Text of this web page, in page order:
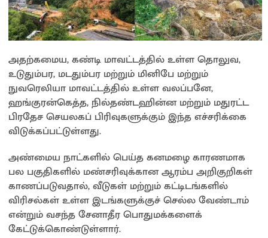
அதற்கமைய, கண்டி மாவட்டத்தில் உள்ள தொலுவ,
உடுதும்பர, மடதும்பர மற்றும் மினிபே மற்றும்
நுவரெலியா மாவட்டத்தில் உள்ள வலப்பனே,
ஹங்குரன்கெத்த, நில்தண்டஹின்ன மற்றும் மதுரட்ட
பிரதேச செயலகப் பிரிவுகளுக்கும் இந்த எச்சரிக்கை
விடுக்கப்பட்டுள்ளது.
அண்மைய நாட்களில் பெய்த கனமழை காரணமாக
பல பகுதிகளில் மண்சரிவுக்கான ஆரம்ப அறிகுறிகள்
காணப்படுவதால், வீடுகள் மற்றும் கட்டிடங்களில்
விரிசல்கள் உள்ள இடங்களுக்குச் செல்ல வேண்டாம்
என்றும் வசந்த சேனாதீர பொதுமக்களைக்
கேட்டுக்கொண்டுள்ளார்.